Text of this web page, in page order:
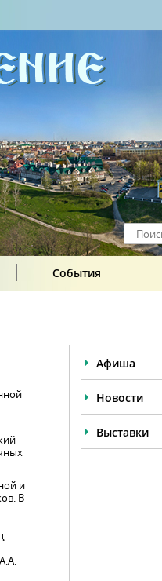
События
и
В
Афиша
Новости
Выставки